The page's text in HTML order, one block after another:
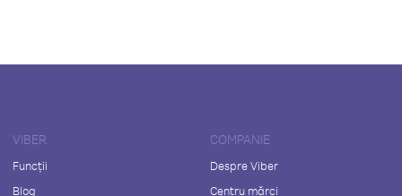
VIBER
Funcții
Blog
COMPANIE
Despre Viber
Centru mărci